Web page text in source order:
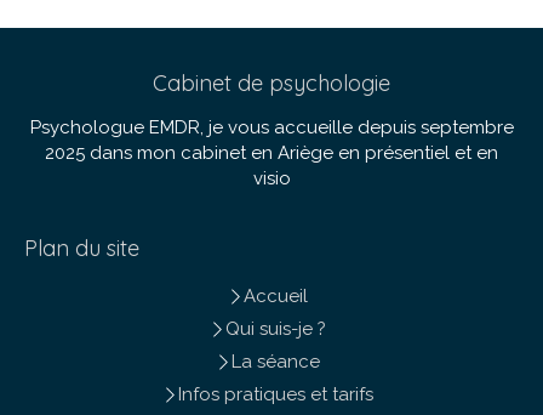
Cabinet de psychologie
Psychologue EMDR, je vous accueille depuis septembre
2025 dans mon cabinet en Ariège en présentiel et en
visio
Plan du site
Accueil
Qui suis-je ?
La séance
Infos pratiques et tarifs